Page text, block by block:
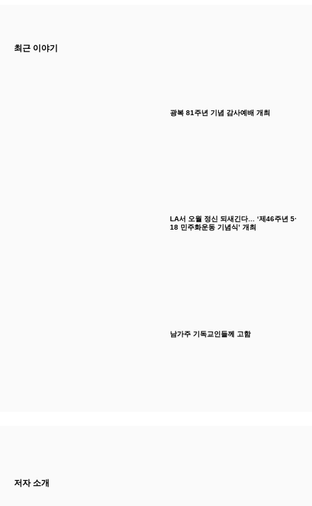
최근 이야기
광복 81주년 기념 감사예배 개최
LA서 오월 정신 되새긴다… ‘제46주년 5·
18 민주화운동 기념식’ 개최
남가주 기독교인들께 고함
저자 소개